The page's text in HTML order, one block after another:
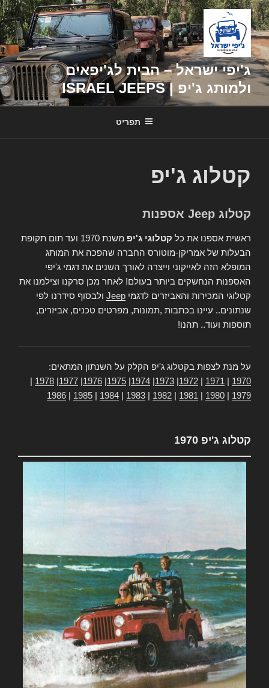
דילוג
לתוכן
ג'יפי ישראל – הבית לג'יפאים
ולמותג ג'יפ | ISRAEL JEEPS
תפריט
קטלוג ג'יפ
קטלוג Jeep אספנות
ראשית אספנו את כל קטלוגי ג'יפ
משנת 1970 ועד תום תקופת
הבעלות של אמריקן-מוטורס החברה שהפכה את המותג
המופלא הזה לאייקוני וייצרה לאורך השנים את דגמי ג'יפי
האספנות הנחשקים ביותר בעולם! לאחר מכן סרקנו וצילמנו את
קטלוגי המכירות והאביזרים לדגמי Jeep ולבסוף סידרנו לפי
שנתונים.. עיינו בכתבות ,תמונות, מפרטים טכנים, אביזרים,
תוספות ועוד.. תהנו!
על מנת לצפות בקטלוג ג'יפ הקלק על השנתון המתאים:
1970
1971
1972
1973
1974
1975
1976
1977
1978
1979
1980
1981
1982
1983
1984
1985
1986
קטלוג ג'יפ 1970